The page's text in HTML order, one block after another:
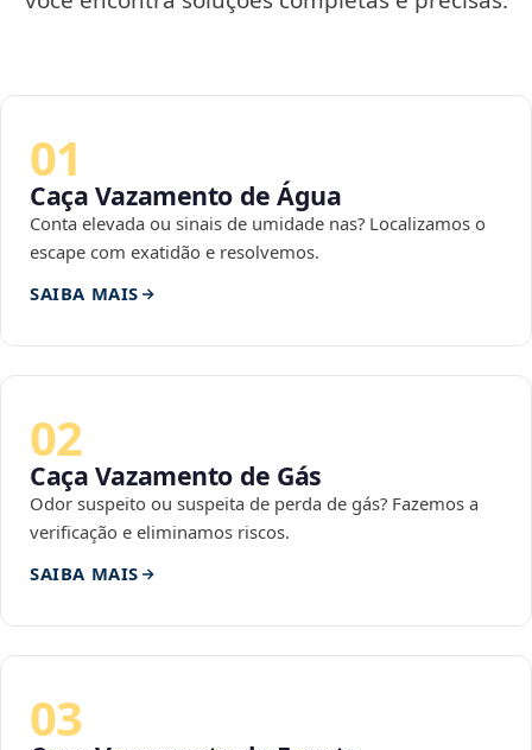
01
Caça Vazamento de Água
Conta elevada ou sinais de umidade nas? Localizamos o
escape com exatidão e resolvemos.
SAIBA MAIS
02
Caça Vazamento de Gás
Odor suspeito ou suspeita de perda de gás? Fazemos a
verificação e eliminamos riscos.
SAIBA MAIS
03